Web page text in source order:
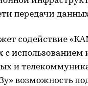
передачи
содействие
с
и
возможность